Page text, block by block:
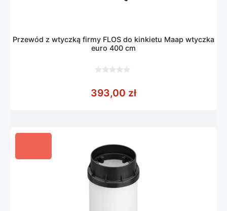
Przewód z wtyczką firmy FLOS do kinkietu Maap wtyczka
euro 400 cm
5
393,00 zł